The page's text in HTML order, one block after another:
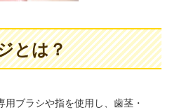
とは？
ブラシや指を使用し、歯茎・